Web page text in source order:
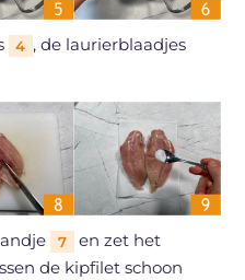
4 , de laurierblaadjes
7
en zet het
de kipfilet schoon